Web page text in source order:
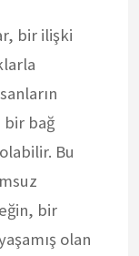
bir ilişki
bir bağ
Bu
bir
olan